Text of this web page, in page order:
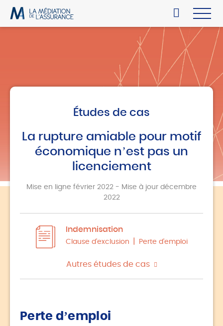
Études de cas
La rupture amiable pour motif
économique n’est pas un
licenciement
Mise en ligne février 2022 - Mise à jour décembre
2022
Indemnisation
Clause d'exclusion Perte d'emploi
Autres études de cas
Perte d’emploi